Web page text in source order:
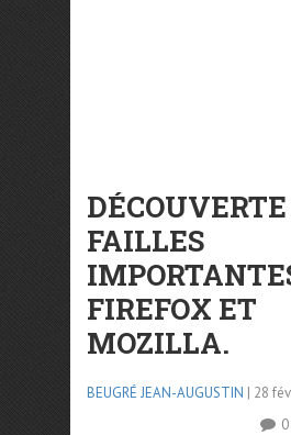
FAILLES
FIREFOX ET
MOZILLA.
BEUGRÉ JEAN-AUGUSTIN | 28